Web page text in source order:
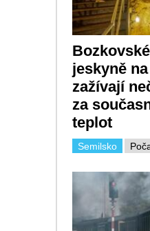
jeskyně
zažívají
za
teplot
Semilsko